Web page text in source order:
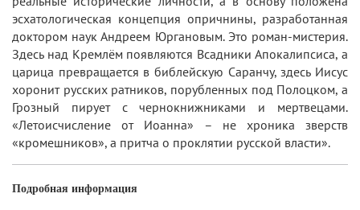
эсхатологическая концепция опричнины, разработанная
доктором наук Андреем Юргановым. Это роман-мистерия.
Здесь над Кремлём появляются Всадники Апокалипсиса, а
царица превращается в библейскую Саранчу, здесь Иисус
хоронит русских ратников, порубленных под Полоцком, а
Грозный пирует с чернокнижниками и мертвецами.
«Летоисчисление от Иоанна» – не хроника зверств
«кромешников», а притча о проклятии русской власти».
Подробная информация